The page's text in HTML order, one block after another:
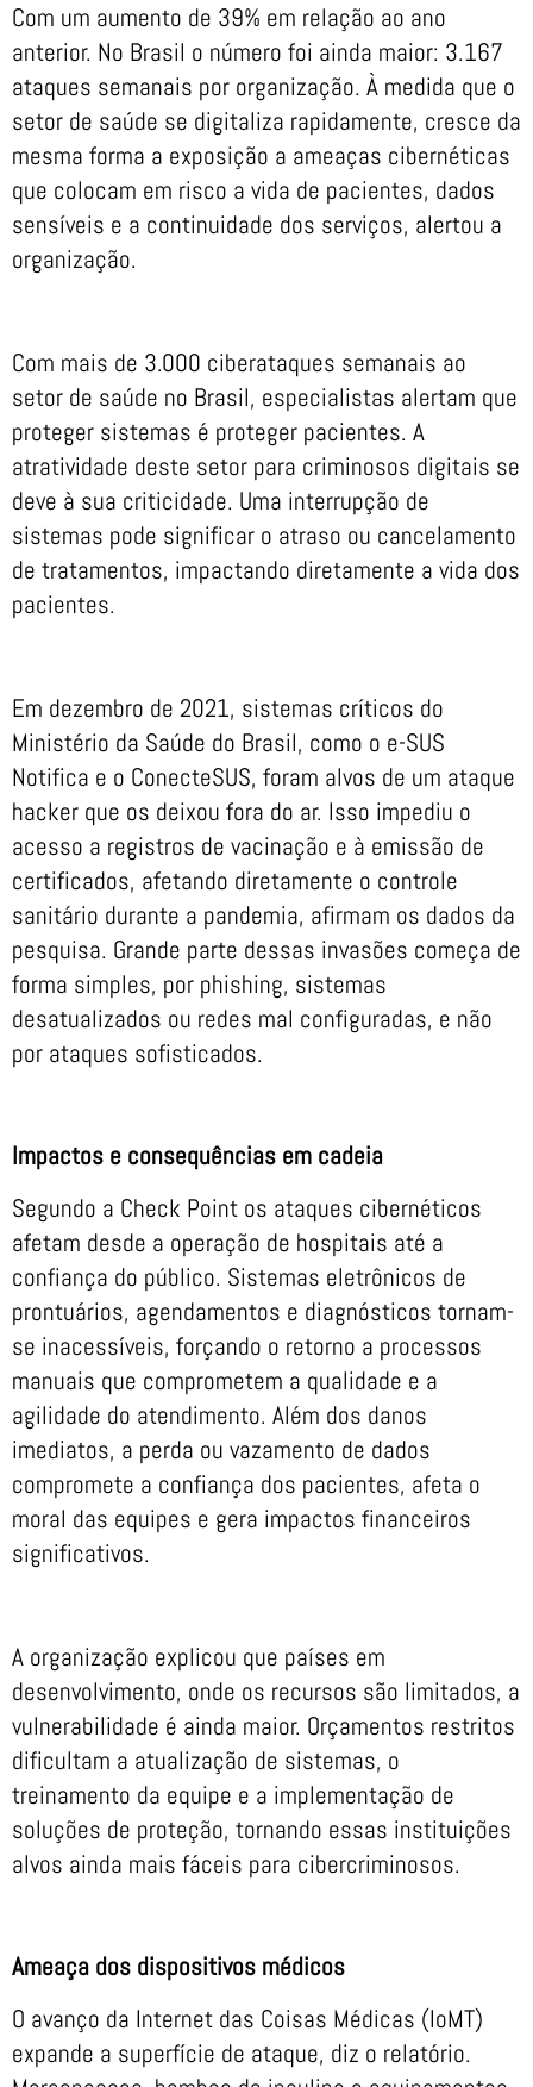
Com um aumento de 39% em relação ao ano
anterior. No Brasil o número foi ainda maior: 3.167
ataques semanais por organização. À medida que o
setor de saúde se digitaliza rapidamente, cresce da
mesma forma a exposição a ameaças cibernéticas
que colocam em risco a vida de pacientes, dados
sensíveis e a continuidade dos serviços, alertou a
organização.
Com mais de 3.000 ciberataques semanais ao
setor de saúde no Brasil, especialistas alertam que
proteger sistemas é proteger pacientes. A
atratividade deste setor para criminosos digitais se
deve à sua criticidade. Uma interrupção de
sistemas pode significar o atraso ou cancelamento
de tratamentos, impactando diretamente a vida dos
pacientes.
Em dezembro de 2021, sistemas críticos do
Ministério da Saúde do Brasil, como o e-SUS
Notifica e o ConecteSUS, foram alvos de um ataque
hacker que os deixou fora do ar. Isso impediu o
acesso a registros de vacinação e à emissão de
certificados, afetando diretamente o controle
sanitário durante a pandemia, afirmam os dados da
pesquisa. Grande parte dessas invasões começa de
forma simples, por phishing, sistemas
desatualizados ou redes mal configuradas, e não
por ataques sofisticados.
Impactos e consequências em cadeia
Segundo a Check Point os ataques cibernéticos
afetam desde a operação de hospitais até a
confiança do público. Sistemas eletrônicos de
prontuários, agendamentos e diagnósticos tornam-
se inacessíveis, forçando o retorno a processos
manuais que comprometem a qualidade e a
agilidade do atendimento. Além dos danos
imediatos, a perda ou vazamento de dados
compromete a confiança dos pacientes, afeta o
moral das equipes e gera impactos financeiros
significativos.
A organização explicou que países em
desenvolvimento, onde os recursos são limitados, a
vulnerabilidade é ainda maior. Orçamentos restritos
dificultam a atualização de sistemas, o
treinamento da equipe e a implementação de
soluções de proteção, tornando essas instituições
alvos ainda mais fáceis para cibercriminosos.
Ameaça dos dispositivos médicos
O avanço da Internet das Coisas Médicas (IoMT)
expande a superfície de ataque, diz o relatório.